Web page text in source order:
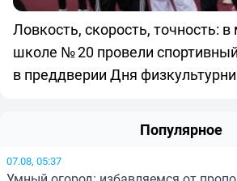
Ловкость, скорость, точность:
школе № 20 провели
в преддверии Дня
Популярное
07.08, 05:37